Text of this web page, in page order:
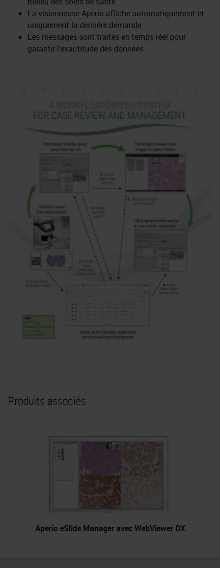
La visionneuse Aperio affiche automatiquement et
uniquement la dernière demande.
Les messages sont traités en temps réel pour
garantir l'exactitude des données.
Produits associés
Aperio eSlide Manager avec WebViewer DX